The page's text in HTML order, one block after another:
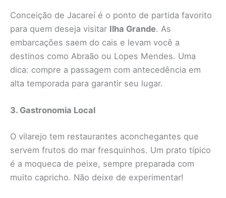
Conceição de Jacareí é o ponto de partida favorito
para quem deseja visitar Ilha Grande. As
embarcações saem do cais e levam você a
destinos como Abraão ou Lopes Mendes. Uma
dica: compre a passagem com antecedência em
alta temporada para garantir seu lugar.
3. Gastronomia Local
O vilarejo tem restaurantes aconchegantes que
servem frutos do mar fresquinhos. Um prato típico
é a moqueca de peixe, sempre preparada com
muito capricho. Não deixe de experimentar!